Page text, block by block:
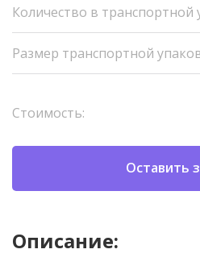
Количество в транспортной
Размер транспортной
Стоимость:
Оставить
Описание: